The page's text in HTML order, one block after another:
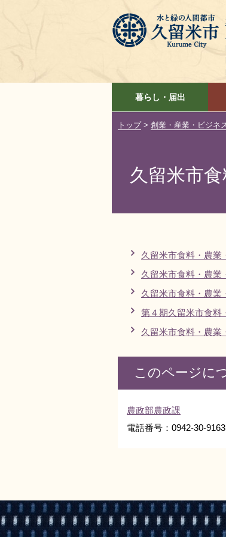
暮らし・届出
トップ> 創業・産業・ビジネ
久留米市
久留米市食料・農業
久留米市食料・農業
久留米市食料・農
第４期久留米市食料
久留米市食料・農業
このページに
農政部農政課
電話番号：0942-30-